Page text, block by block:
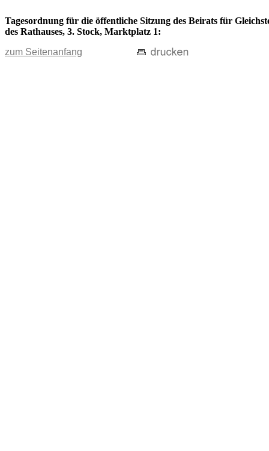
Tagesordnung für die öffentliche Sitzung des Beirats für
des Rathauses, 3. Stock, Marktplatz 1:
zum Seitenanfang